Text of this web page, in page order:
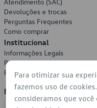
Devoluções e trocas
Perguntas Frequentes
Como comprar
Institucional
Informações Legais
Política de Privacidade
Política de Cookies
Formas de Pagamento
Para otimizar sua
fazemos uso de
consideramos que